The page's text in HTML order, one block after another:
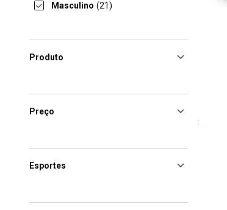
Masculino (21)
Produto
Preço
Esportes